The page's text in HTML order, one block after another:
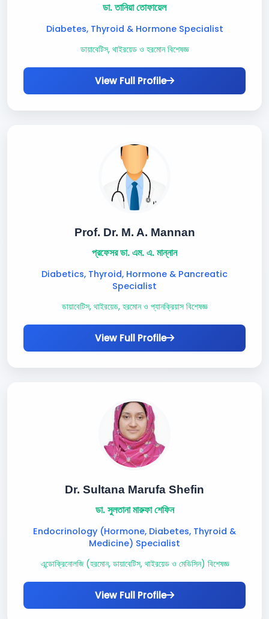
ডা. তানিয়া তোফায়েল
Diabetes, Thyroid & Hormone Specialist
ডায়াবেটিস, থাইরয়েড ও হরমোন বিশেষজ্ঞ
View Full Profile
Prof. Dr. M. A. Mannan
প্রফেসর ডা. এম. এ. মান্নান
Diabetics, Thyroid, Hormone & Pancreatic
Specialist
ডায়াবেটিস, থাইরয়েড, হরমোন ও প্যানক্রিয়াস বিশেষজ্ঞ
View Full Profile
Dr. Sultana Marufa Shefin
ডা. সুলতানা মারুফা শেফিন
Endocrinology (Hormone, Diabetes, Thyroid &
Medicine) Specialist
এন্ডোক্রিনোলজি (হরমোন, ডায়াবেটিস, থাইরয়েড ও মেডিসিন) বিশেষজ্ঞ
View Full Profile